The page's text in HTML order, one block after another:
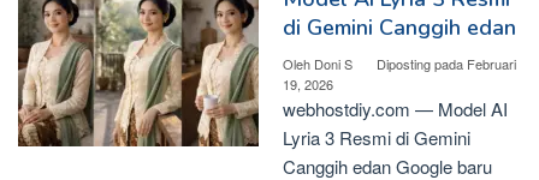
di Gemini Canggih edan
Oleh Doni S Diposting pada Februari
19, 2026
webhostdiy.com — Model AI
Lyria 3 Resmi di Gemini
Canggih edan Google baru